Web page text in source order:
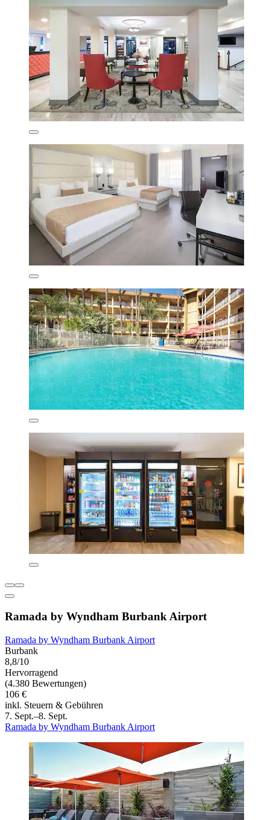
Ramada by Wyndham Burbank Airport
Ramada by Wyndham Burbank Airport
Burbank
8,8/10
Hervorragend
(4.380 Bewertungen)
106 €
inkl. Steuern & Gebühren
7. Sept.–8. Sept.
Ramada by Wyndham Burbank Airport